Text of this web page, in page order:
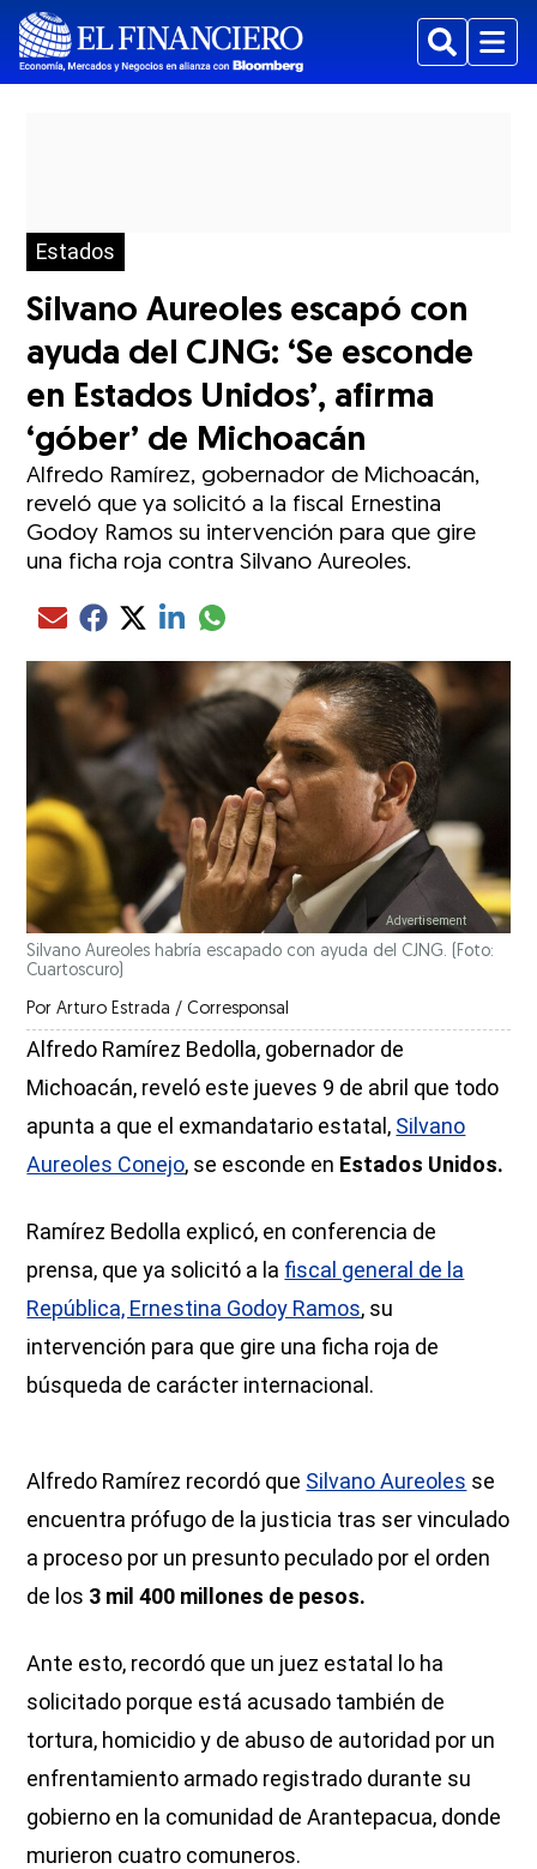
BuscarMenu
Estados
Silvano Aureoles escapó con
ayuda del CJNG: ‘Se esconde
en Estados Unidos’, afirma
‘góber’ de Michoacán
Alfredo Ramírez, gobernador de Michoacán,
reveló que ya solicitó a la fiscal Ernestina
Godoy Ramos su intervención para que gire
una ficha roja contra Silvano Aureoles.
Compartir el artículo actual mediante Email
Compartir el artículo actual mediante Facebook
Compartir el artículo actual mediante Twitter
Compartir el artículo actual mediante LinkedIn
Compartir el artículo actual mediante
Silvano Aureoles habría escapado con ayuda del CJNG. (Foto:
Cuartoscuro)
Por Arturo Estrada / Corresponsal
Alfredo Ramírez Bedolla, gobernador de
Michoacán, reveló este jueves 9 de abril que todo
apunta a que el exmandatario estatal, Silvano
Aureoles Conejo, se esconde en Estados Unidos.
Ramírez Bedolla explicó, en conferencia de
prensa, que ya solicitó a la fiscal general de la
República, Ernestina Godoy Ramos, su
intervención para que gire una ficha roja de
búsqueda de carácter internacional.
Alfredo Ramírez recordó que Silvano Aureoles se
encuentra prófugo de la justicia tras ser vinculado
a proceso por un presunto peculado por el orden
de los 3 mil 400 millones de pesos.
Ante esto, recordó que un juez estatal lo ha
solicitado porque está acusado también de
tortura, homicidio y de abuso de autoridad por un
enfrentamiento armado registrado durante su
gobierno en la comunidad de Arantepacua, donde
murieron cuatro comuneros.